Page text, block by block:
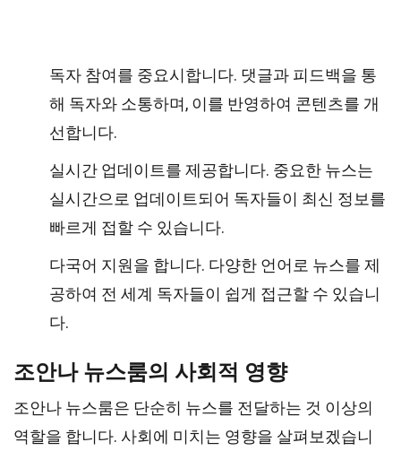
독자 참여를 중요시합니다. 댓글과 피드백을 통
해 독자와 소통하며, 이를 반영하여 콘텐츠를 개
선합니다.
실시간 업데이트를 제공합니다. 중요한 뉴스는
실시간으로 업데이트되어 독자들이 최신 정보를
빠르게 접할 수 있습니다.
다국어 지원을 합니다. 다양한 언어로 뉴스를 제
공하여 전 세계 독자들이 쉽게 접근할 수 있습니
다.
조안나 뉴스룸의 사회적 영향
조안나 뉴스룸은 단순히 뉴스를 전달하는 것 이상의
역할을 합니다. 사회에 미치는 영향을 살펴보겠습니